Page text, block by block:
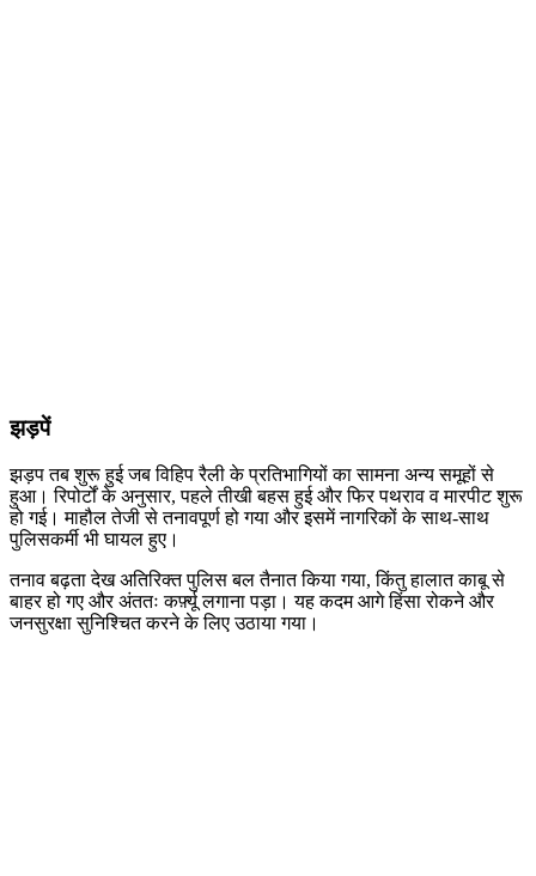
झड़पें
झड़प तब शुरू हुई जब विहिप रैली के प्रतिभागियों का सामना अन्य समूहों से
हुआ। रिपोर्टों के अनुसार, पहले तीखी बहस हुई और फिर पथराव व मारपीट शुरू
हो गई। माहौल तेजी से तनावपूर्ण हो गया और इसमें नागरिकों के साथ-साथ
पुलिसकर्मी भी घायल हुए।
तनाव बढ़ता देख अतिरिक्त पुलिस बल तैनात किया गया, किंतु हालात काबू से
बाहर हो गए और अंततः कर्फ़्यू लगाना पड़ा। यह कदम आगे हिंसा रोकने और
जनसुरक्षा सुनिश्चित करने के लिए उठाया गया।